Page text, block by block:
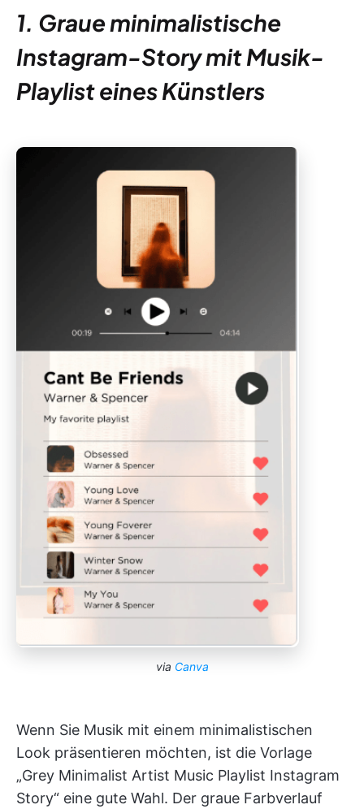
1. Graue minimalistische
Instagram-Story mit Musik-
Playlist eines Künstlers
via Canva
Wenn Sie Musik mit einem minimalistischen
Look präsentieren möchten, ist die Vorlage
„Grey Minimalist Artist Music Playlist Instagram
Story“ eine gute Wahl. Der graue Farbverlauf